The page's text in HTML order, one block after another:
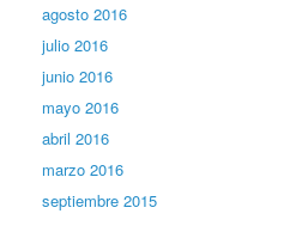
agosto 2016
julio 2016
junio 2016
mayo 2016
abril 2016
marzo 2016
septiembre 2015